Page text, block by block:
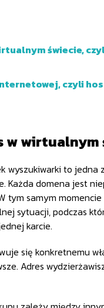
świecie,
czyli
wirtualnym
to jedna
Każda domena jest
tym samym
sytuacji, podczas
karcie.
się konkretnemu
Adres